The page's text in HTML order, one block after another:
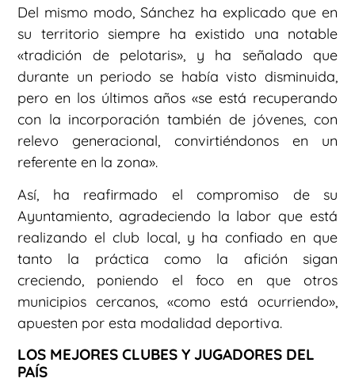
Del mismo modo, Sánchez ha explicado que en
su territorio siempre ha existido una notable
«tradición de pelotaris», y ha señalado que
durante un periodo se había visto disminuida,
pero en los últimos años «se está recuperando
con la incorporación también de jóvenes, con
relevo generacional, convirtiéndonos en un
referente en la zona».
Así, ha reafirmado el compromiso de su
Ayuntamiento, agradeciendo la labor que está
realizando el club local, y ha confiado en que
tanto la práctica como la afición sigan
creciendo, poniendo el foco en que otros
municipios cercanos, «como está ocurriendo»,
apuesten por esta modalidad deportiva.
LOS MEJORES CLUBES Y JUGADORES DEL
PAÍS